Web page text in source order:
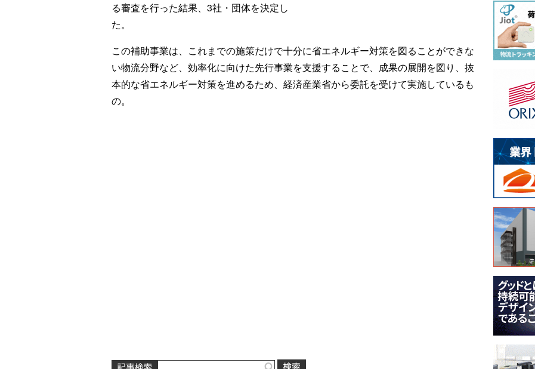
る審査を行った結果、3社・団体を決定し
た。
この補助事業は、これまでの施策だけで十分に省エネルギー対策を図ることができな
い物流分野など、効率化に向けた先行事業を支援することで、成果の展開を図り、抜
本的な省エネルギー対策を進めるため、経済産業省から委託を受けて実施しているも
の。